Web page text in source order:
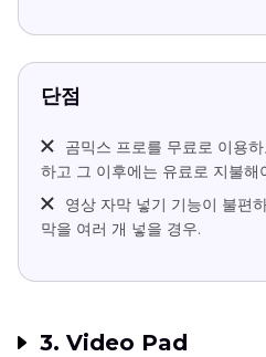
단점
곰믹스 프로를 무료로 이용
하고 그 이후에는 유료로 지불해
영상 자막 넣기 기능이 불편
막을 여러 개 넣을 경우.
3. Video Pad